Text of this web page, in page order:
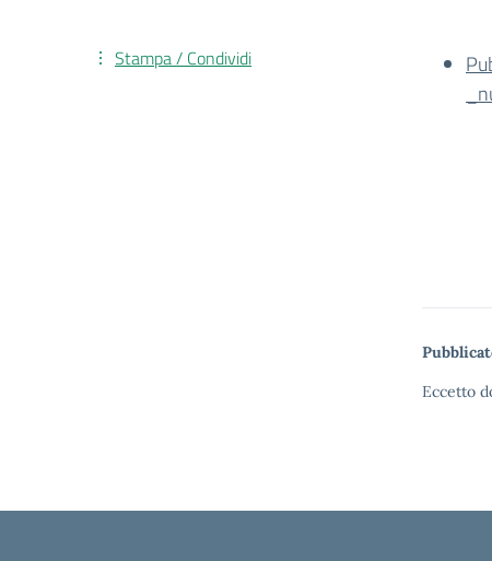
Eccetto
Stampa / Condividi